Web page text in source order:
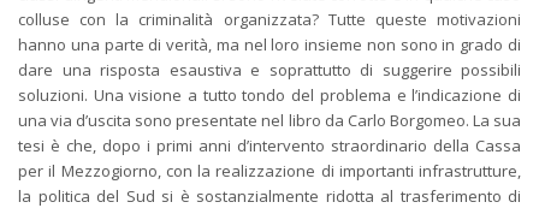
colluse con la criminalità organizzata? Tutte queste motivazioni
hanno una parte di verità, ma nel loro insieme non sono in grado di
dare una risposta esaustiva e soprattutto di suggerire possibili
soluzioni. Una visione a tutto tondo del problema e l’indicazione di
una via d’uscita sono presentate nel libro da Carlo Borgomeo. La sua
tesi è che, dopo i primi anni d’intervento straordinario della Cassa
per il Mezzogiorno, con la realizzazione di importanti infrastrutture,
la politica del Sud si è sostanzialmente ridotta al trasferimento di